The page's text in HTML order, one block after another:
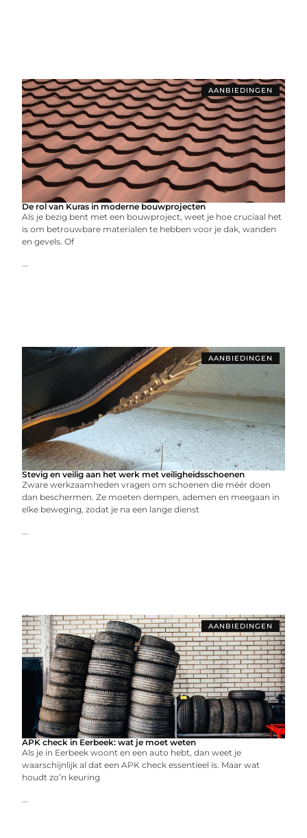
AANBIEDINGEN
De rol van Kuras in moderne bouwprojecten
Als je bezig bent met een bouwproject, weet je hoe cruciaal het
is om betrouwbare materialen te hebben voor je dak, wanden
en gevels. Of
...
AANBIEDINGEN
Stevig en veilig aan het werk met veiligheidsschoenen
Zware werkzaamheden vragen om schoenen die méér doen
dan beschermen. Ze moeten dempen, ademen en meegaan in
elke beweging, zodat je na een lange dienst
...
AANBIEDINGEN
APK check in Eerbeek: wat je moet weten
Als je in Eerbeek woont en een auto hebt, dan weet je
waarschijnlijk al dat een APK check essentieel is. Maar wat
houdt zo’n keuring
...